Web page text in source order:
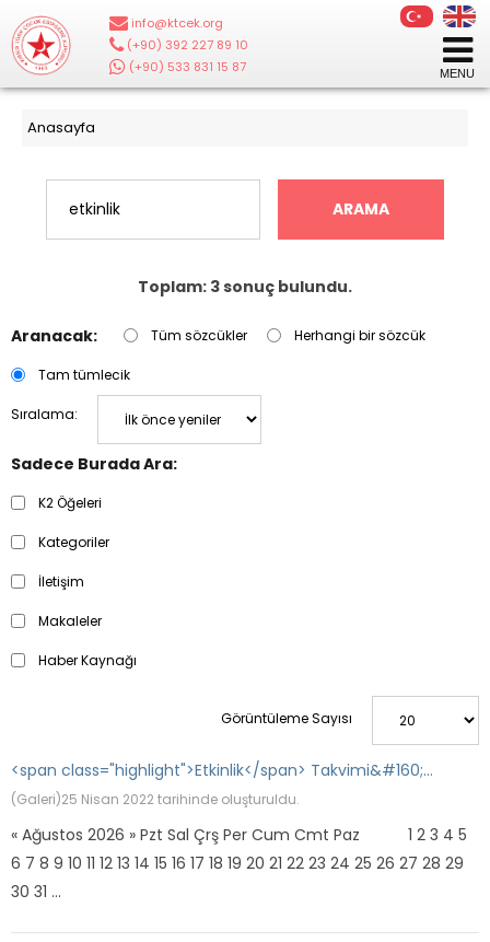
info@ktcek.org
(+90) 392 227 89 10
(+90) 533 831 15 87
Anasayfa
ARAMA
Toplam: 3 sonuç bulundu.
Aranacak: Tüm sözcükler Herhangi bir sözcük
Tam tümlecik
Sıralama:
Sadece Burada Ara:
K2 Öğeleri
Kategoriler
İletişim
Makaleler
Haber Kaynağı
Görüntüleme Sayısı
<span class="highlight">Etkinlik</span> Takvimi&#160;...
(Galeri)25 Nisan 2022 tarihinde oluşturuldu.
« Ağustos 2026 » Pzt Sal Çrş Per Cum Cmt Paz 1 2 3 4 5
6 7 8 9 10 11 12 13 14 15 16 17 18 19 20 21 22 23 24 25 26 27 28 29
30 31 ...